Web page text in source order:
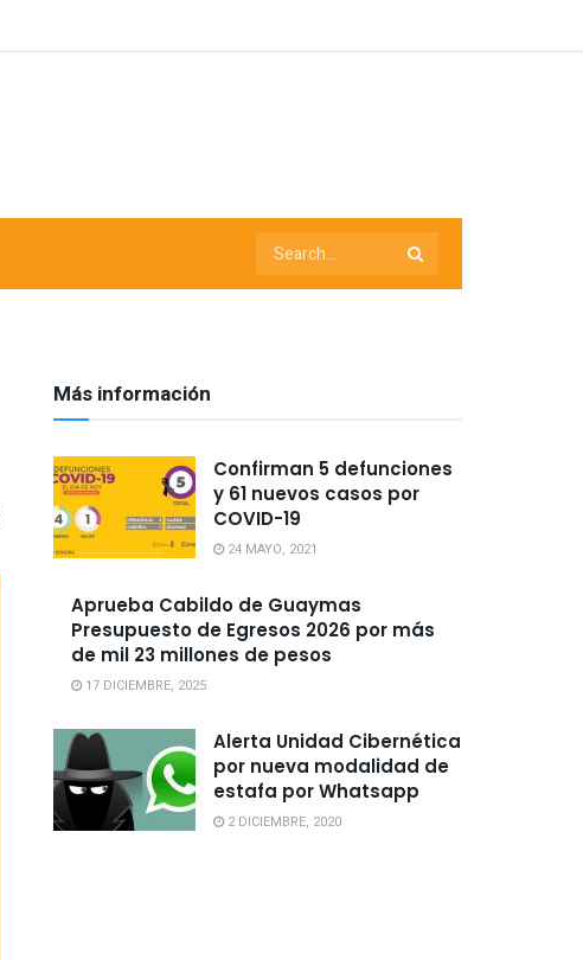
Más información
Confirman 5 defunciones
y 61 nuevos casos por
COVID-19
24 MAYO, 2021
Aprueba Cabildo de Guaymas
Presupuesto de Egresos 2026 por más
de mil 23 millones de pesos
17 DICIEMBRE, 2025
Alerta Unidad Cibernética
por nueva modalidad de
estafa por Whatsapp
2 DICIEMBRE, 2020